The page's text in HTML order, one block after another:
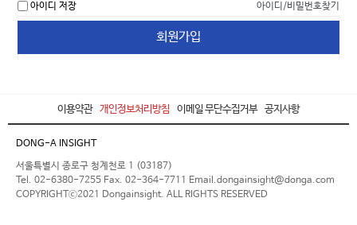
아이디 저장 아이디/비밀번호찾기
회원가입
이용약관 개인정보처리방침 이메일 무단수집거부 공지사항
DONG-A INSIGHT
서울특별시 종로구 청계천로 1 (03187)
Tel. 02-6380-7255 Fax. 02-364-7711 Email.dongainsight@donga.com
COPYRIGHTⓒ2021 Dongainsight. ALL RIGHTS RESERVED